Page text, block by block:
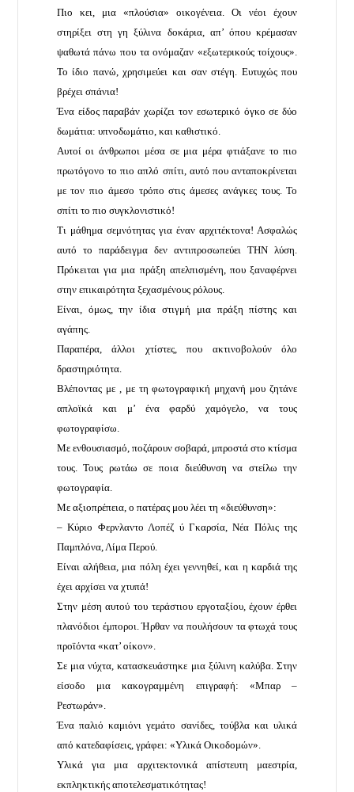
Πιο κει, μια «πλούσια» οικογένεια. Οι νέοι έχουν
στηρίξει στη γη ξύλινα δοκάρια, απ’ όπου κρέμασαν
ψαθωτά πάνω που τα ονόμαζαν «εξωτερικούς τοίχους».
Το ίδιο πανώ, χρησιμεύει και σαν στέγη. Ευτυχώς που
βρέχει σπάνια!
Ένα είδος παραβάν χωρίζει τον εσωτερικό όγκο σε δύο
δωμάτια: υπνοδωμάτιο, και καθιστικό.
Αυτοί οι άνθρωποι μέσα σε μια μέρα φτιάξανε το πιο
πρωτόγονο το πιο απλό σπίτι, αυτό που ανταποκρίνεται
με τον πιο άμεσο τρόπο στις άμεσες ανάγκες τους. Το
σπίτι το πιο συγκλονιστικό!
Τι μάθημα σεμνότητας για έναν αρχιτέκτονα! Ασφαλώς
αυτό το παράδειγμα δεν αντιπροσωπεύει ΤΗΝ λύση.
Πρόκειται για μια πράξη απελπισμένη, που ξαναφέρνει
στην επικαιρότητα ξεχασμένους ρόλους.
Είναι, όμως, την ίδια στιγμή μια πράξη πίστης και
αγάπης.
Παραπέρα, άλλοι χτίστες, που ακτινοβολούν όλο
δραστηριότητα.
Βλέποντας με , με τη φωτογραφική μηχανή μου ζητάνε
απλοϊκά και μ’ ένα φαρδύ χαμόγελο, να τους
φωτογραφίσω.
Με ενθουσιασμό, ποζάρουν σοβαρά, μπροστά στο κτίσμα
τους. Τους ρωτάω σε ποια διεύθυνση να στείλω την
φωτογραφία.
Με αξιοπρέπεια, ο πατέρας μου λέει τη «διεύθυνση»:
– Κύριο Φερνλαντο Λοπέζ ύ Γκαρσία, Νέα Πόλις της
Παμπλόνα, Λίμα Περού.
Είναι αλήθεια, μια πόλη έχει γεννηθεί, και η καρδιά της
έχει αρχίσει να χτυπά!
Στην μέση αυτού του τεράστιου εργοταξίου, έχουν έρθει
πλανόδιοι έμποροι. Ήρθαν να πουλήσουν τα φτωχά τους
προϊόντα «κατ’ οίκον».
Σε μια νύχτα, κατασκευάστηκε μια ξύλινη καλύβα. Στην
είσοδο μια κακογραμμένη επιγραφή: «Μπαρ –
Ρεστωράν».
Ένα παλιό καμιόνι γεμάτο σανίδες, τούβλα και υλικά
από κατεδαφίσεις, γράφει: «Υλικά Οικοδομών».
Υλικά για μια αρχιτεκτονικά απίστευτη μαεστρία,
εκπληκτικής αποτελεσματικότητας!